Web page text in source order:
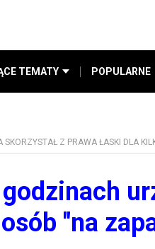
TEMATY POPULARNE
Z PRAWA ŁASKI DLA
"na